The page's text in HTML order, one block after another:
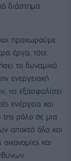
διάστημα
προχωρούμε
έργα, τότε
το δυναμικό
ενεργειακή
να εξασφαλίσει
ενέργεια και
της ρόλο σε μια
αποκτά όλο και
και